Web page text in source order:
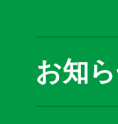
お知